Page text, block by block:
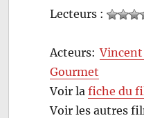
Lecteurs :
Acteurs:Vincent
Gourmet
Voir lafiche du
Voir les autres